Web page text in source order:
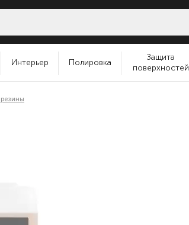
Интерьер Полировка
Защита
поверхностей